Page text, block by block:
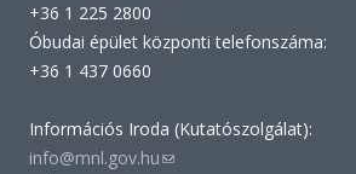
+36 1 225 2800
Óbudai épület központi telefonszáma:
+36 1 437 0660
Információs Iroda (Kutatószolgálat):
info@mnl.gov.hu(link